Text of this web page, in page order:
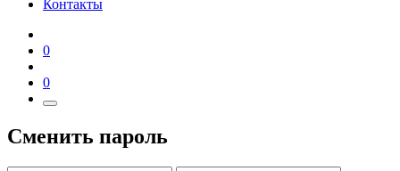
Контакты
0
0
Сменить пароль